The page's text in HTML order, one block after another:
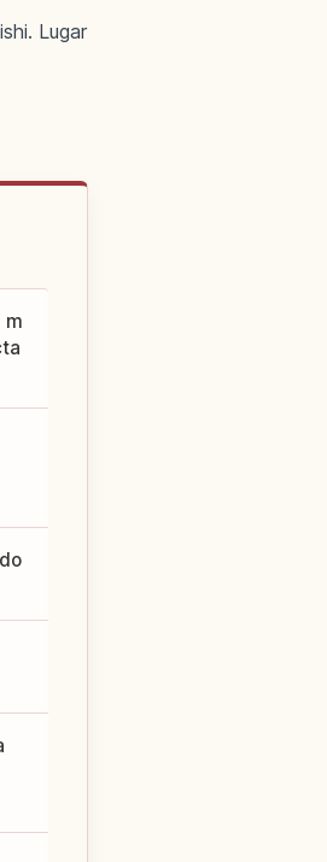
Lugar
m